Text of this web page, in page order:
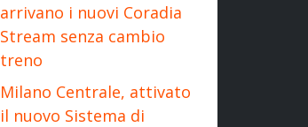
arrivano i nuovi Coradia
Stream senza cambio
treno
Milano Centrale, attivato
il nuovo Sistema di